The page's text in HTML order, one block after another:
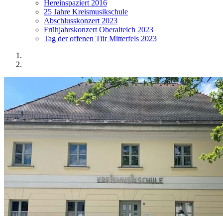
Hereinspaziert 2016
25 Jahre Kreismusikschule
Abschlusskonzert 2023
Frühjahrskonzert Oberalteich 2023
Tag der offenen Tür Mitterfels 2023